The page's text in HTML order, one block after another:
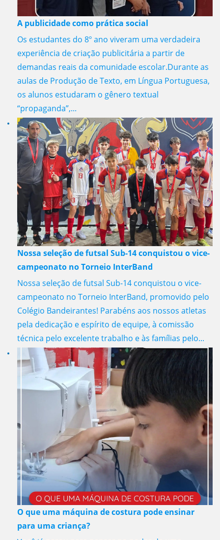
A publicidade como prática social
Os estudantes do 8º ano viveram uma verdadeira
experiência de criação publicitária a partir de
demandas reais da comunidade escolar.Durante as
aulas de Produção de Texto, em Língua Portuguesa,
os alunos estudaram o gênero textual
“propaganda”,...
Nossa seleção de futsal Sub-14 conquistou o vice-
campeonato no Torneio InterBand
Nossa seleção de futsal Sub-14 conquistou o vice-
campeonato no Torneio InterBand, promovido pelo
Colégio Bandeirantes! Parabéns aos nossos atletas
pela dedicação e espírito de equipe, à comissão
técnica pelo excelente trabalho e às famílias pelo...
O que uma máquina de costura pode ensinar
para uma criança?